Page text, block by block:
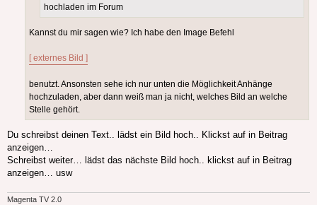
hochladen im Forum
Kannst du mir sagen wie? Ich habe den Image Befehl
[ externes Bild ]
benutzt. Ansonsten sehe ich nur unten die Möglichkeit Anhänge
hochzuladen, aber dann weiß man ja nicht, welches Bild an welche
Stelle gehört.
Du schreibst deinen Text.. lädst ein Bild hoch.. Klickst auf in Beitrag
anzeigen…
Schreibst weiter… lädst das nächste Bild hoch.. klickst auf in Beitrag
anzeigen… usw
Magenta TV 2.0